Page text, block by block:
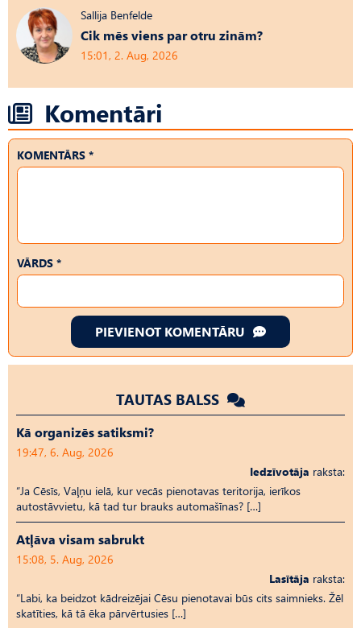
Sallija Benfelde
Cik mēs viens par otru zinām?
15:01, 2. Aug, 2026
Komentāri
KOMENTĀRS *
VĀRDS *
PIEVIENOT KOMENTĀRU
TAUTAS BALSS
Kā organizēs satiksmi?
19:47, 6. Aug, 2026
Iedzīvotāja raksta:
“Ja Cēsīs, Vaļņu ielā, kur vecās pienotavas teritorija, ierīkos
autostāvvietu, kā tad tur brauks automašīnas? […]
Atļāva visam sabrukt
15:08, 5. Aug, 2026
Lasītāja raksta:
“Labi, ka beidzot kādreizējai Cēsu pienotavai būs cits saimnieks. Žēl
skatīties, kā tā ēka pārvērtusies […]